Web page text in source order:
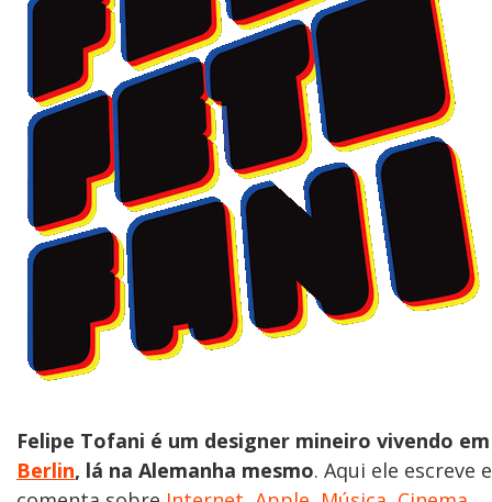
Felipe Tofani é um designer mineiro vivendo em
Berlin, lá na Alemanha mesmo. Aqui ele escreve e